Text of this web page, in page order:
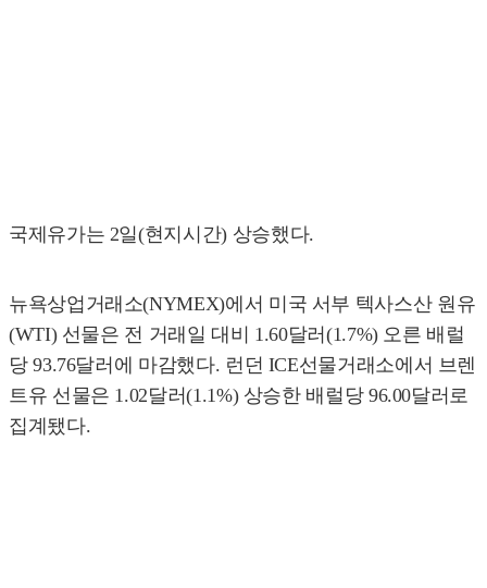
국제유가는 2일(현지시간) 상승했다.
뉴욕상업거래소(NYMEX)에서 미국 서부 텍사스산 원유
(WTI) 선물은 전 거래일 대비 1.60달러(1.7%) 오른 배럴
당 93.76달러에 마감했다. 런던 ICE선물거래소에서 브렌
트유 선물은 1.02달러(1.1%) 상승한 배럴당 96.00달러로
집계됐다.